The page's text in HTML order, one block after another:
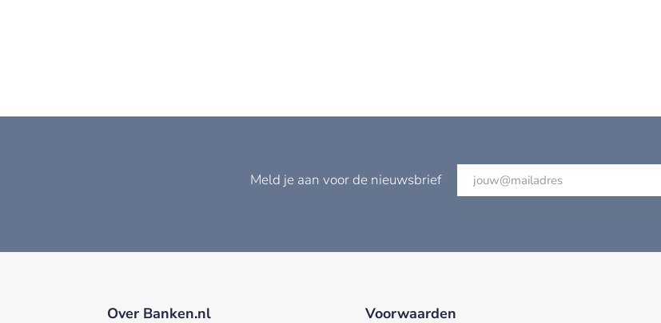
Meld je aan voor de nieuwsbrief
Over Banken.nl Voorwaarden